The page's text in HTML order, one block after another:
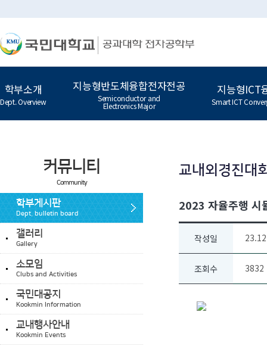
학부소개
Dept. Overview
지능형반도체융합전자전공
Semiconductor and
Electronics Major
지능형ICT
Smart ICT
커뮤니티
Community
학부게시판
Dept. bulletin board
갤러리
Gallery
소모임
Clubs and Activities
국민대공지
Kookmin Information
교내행사안내
Kookmin Events
교내외경진대
2023 자율주행 시
작성일
조회수 3832